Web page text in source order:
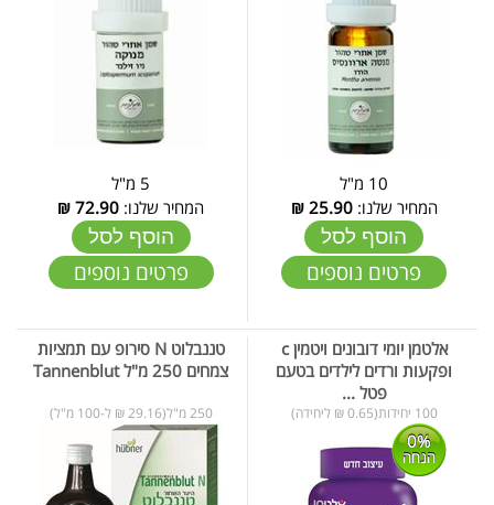
10 מ"ל
המחיר שלנו:25.90
₪
הוסף לסל
פרטים נוספים
5 מ"ל
המחיר שלנו: 72.90
₪
הוסף לסל
פרטים נוספים
אלטמן יומי דובונים ויטמין c
ופקעות ורדים לילדים בטעם
פטל ...
100 יחידות(0.65 ₪ ליחידה)
0%
הנחה
טננבלוט N סירופ עם תמציות
צמחים 250 מ"ל Tannenblut
250 מ"ל(29.16 ₪ ל-100 מ"ל)